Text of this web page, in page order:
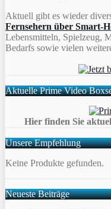
Aktuell gibt es wieder
Fernsehern über Smart-
Lebensmitteln, Spielzeug,
Bedarfs sowie vielen
Aktuelle Prime Video
Hier finden Sie
Unsere Empfehlung
Keine Produkte gefunden.
Neueste Beiträge